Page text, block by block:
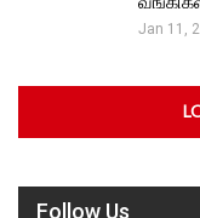
Jan 11,
Follow Us